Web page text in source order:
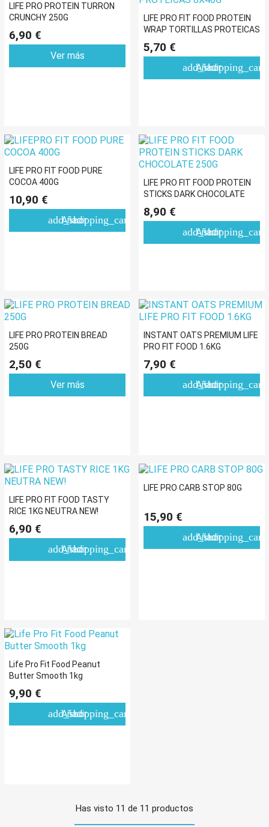
LIFE PRO PROTEIN TURRON
CRUNCHY 250G
6,90 €
Ver más
LIFE PRO FIT FOOD PROTEIN
WRAP TORTILLAS PROTEICAS
5,70 €
add_shopping_cart
Añadir
LIFE PRO FIT FOOD PURE
COCOA 400G
10,90 €
add_shopping_cart
Añadir
LIFE PRO FIT FOOD PROTEIN
STICKS DARK CHOCOLATE
8,90 €
add_shopping_cart
Añadir
LIFE PRO PROTEIN BREAD
250G
2,50 €
Ver más
INSTANT OATS PREMIUM LIFE
PRO FIT FOOD 1.6KG
7,90 €
add_shopping_cart
Añadir
LIFE PRO FIT FOOD TASTY
RICE 1KG NEUTRA NEW!
6,90 €
add_shopping_cart
Añadir
LIFE PRO CARB STOP 80G
15,90 €
add_shopping_cart
Añadir
Life Pro Fit Food Peanut
Butter Smooth 1kg
9,90 €
add_shopping_cart
Añadir
Has visto 11 de 11 productos